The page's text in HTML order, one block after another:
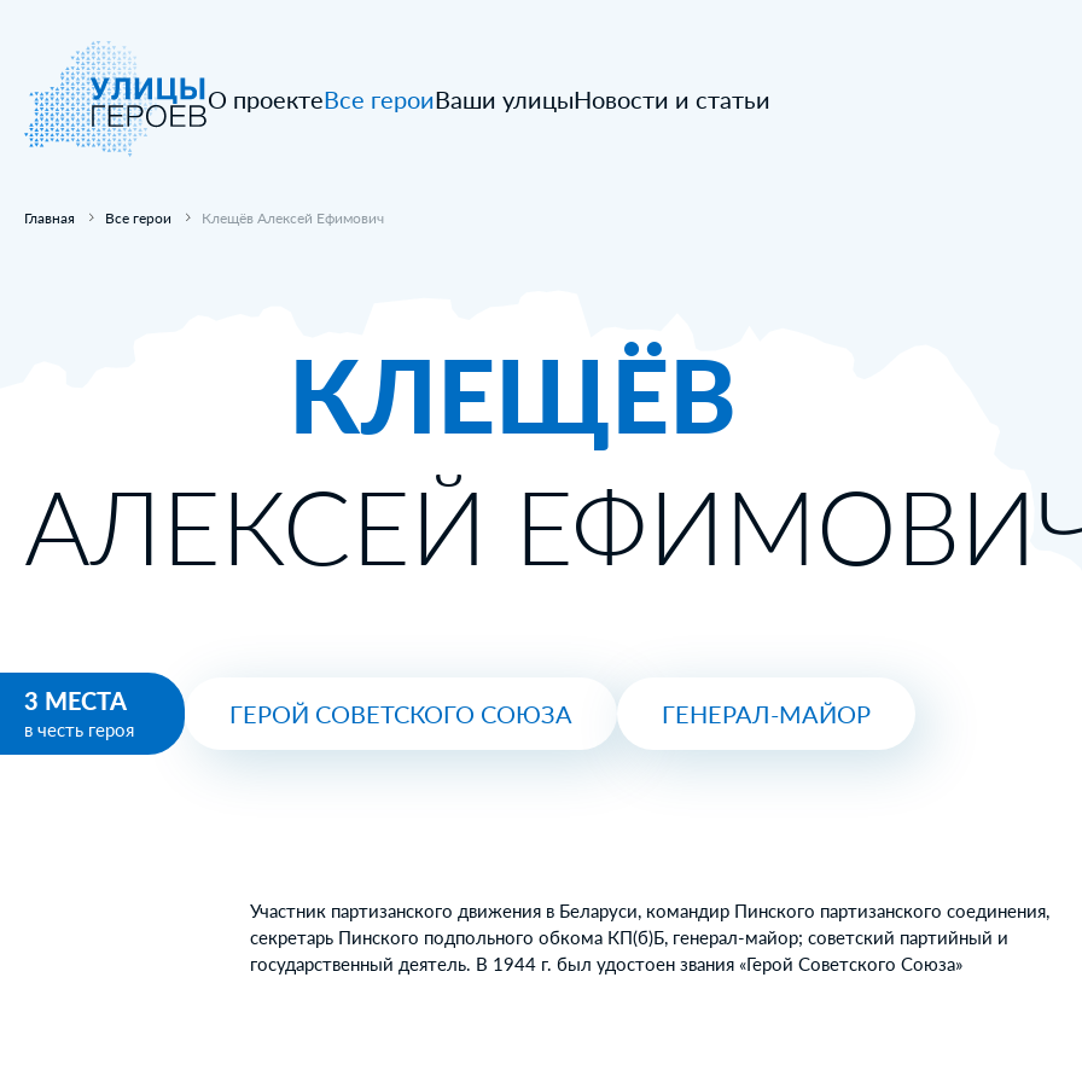
О проектеВсе героиВаши улицыНовости и статьи
Главная Все герои Клещёв Алексей Ефимович
КЛЕЩЁВ
АЛЕКСЕЙ
3 МЕСТА
в честь героя
ГЕРОЙ СОВЕТСКОГО СОЮЗА ГЕНЕРАЛ-МАЙОР
Участник партизанского движения в Беларуси, командир Пинского партизанского соединения,
секретарь Пинского подпольного обкома КП(б)Б, генерал-майор; советский партийный и
государственный деятель. В 1944 г. был удостоен звания «Герой Советского Союза»